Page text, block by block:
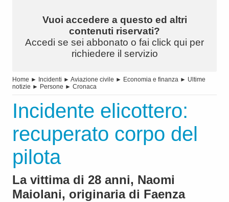
Vuoi accedere a questo ed altri
contenuti riservati?
Accedi se sei abbonato o fai click qui per
richiedere il servizio
Home ► Incidenti ► Aviazione civile ► Economia e finanza ► Ultime
notizie ► Persone ► Cronaca
Incidente elicottero:
recuperato corpo del
pilota
La vittima di 28 anni, Naomi
Maiolani, originaria di Faenza